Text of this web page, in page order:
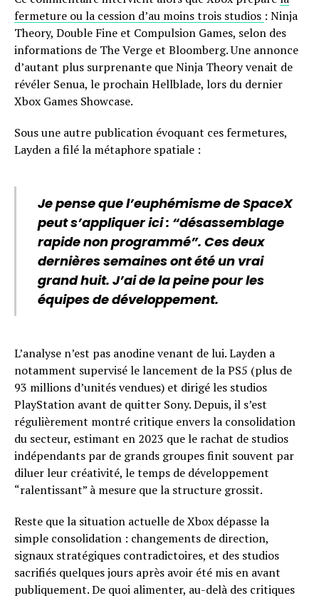
fermeture ou la cession d’au moins trois studios : Ninja
Theory, Double Fine et Compulsion Games, selon des
informations de The Verge et Bloomberg. Une annonce
d’autant plus surprenante que Ninja Theory venait de
révéler Senua, le prochain Hellblade, lors du dernier
Xbox Games Showcase.
Sous une autre publication évoquant ces fermetures,
Layden a filé la métaphore spatiale :
Je pense que l’euphémisme de SpaceX
peut s’appliquer ici : “désassemblage
rapide non programmé”. Ces deux
dernières semaines ont été un vrai
grand huit. J’ai de la peine pour les
équipes de développement.
L’analyse n’est pas anodine venant de lui. Layden a
notamment supervisé le lancement de la PS5 (plus de
93 millions d’unités vendues) et dirigé les studios
PlayStation avant de quitter Sony. Depuis, il s’est
régulièrement montré critique envers la consolidation
du secteur, estimant en 2023 que le rachat de studios
indépendants par de grands groupes finit souvent par
diluer leur créativité, le temps de développement
“ralentissant” à mesure que la structure grossit.
Reste que la situation actuelle de Xbox dépasse la
simple consolidation : changements de direction,
signaux stratégiques contradictoires, et des studios
sacrifiés quelques jours après avoir été mis en avant
publiquement. De quoi alimenter, au-delà des critiques